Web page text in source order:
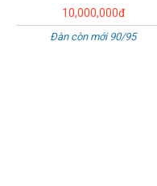
10,000,000đ
Đàn còn mới 90/95